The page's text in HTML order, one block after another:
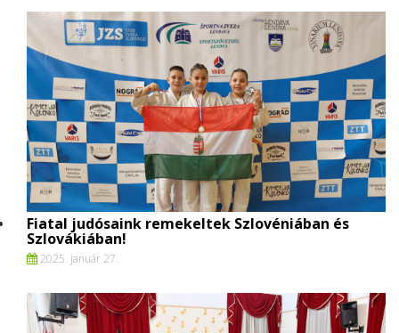
Fiatal judósaink remekeltek Szlovéniában és
Szlovákiában!
2025. január 27.